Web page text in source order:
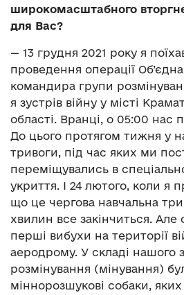
широкомасштабного
для Вас?
— 13 грудня 2021 року я
проведення операції
командира групи
я зустрів війну у місті
області. Вранці, о 05:00 нас
До цього протягом тижня у
тривоги, під час яких ми
переміщувались в
укриття. І 24 лютого, коли я
що це чергова навчальна
хвилин все закінчиться. Але
перші вибухи на території
аеродрому. У складі нашого
розмінування (мінування)
міннорозшукові собаки,